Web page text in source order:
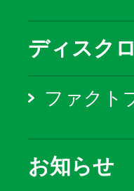
ディスク
ファクト
お知らせ